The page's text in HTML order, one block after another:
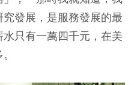
發展，是服務發展的最
只有一萬四千元，在美